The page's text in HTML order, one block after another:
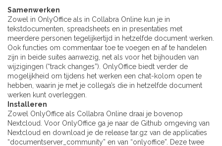
Samenwerken
Zowel in OnlyOffice als in Collabra Online kun je in
tekstdocumenten, spreadsheets en in presentaties met
meerdere personen tegelijkertijd in hetzelfde document werken.
Ook functies om commentaar toe te voegen en af te handelen
zijn in beide suites aanwezig, net als voor het bijhouden van
wijzigingen (“track changes”). OnlyOffice biedt verder de
mogelijkheid om tijdens het werken een chat-kolom open te
hebben, waarin je met je collega’s die in hetzelfde document
werken kunt overleggen.
Installeren
Zowel OnlyOffice als Collabra Online draai je bovenop
Nextcloud. Voor OnlyOffice ga je naar de Github omgeving van
Nextcloud en download je de release tar.gz van de applicaties
“documentserver_community” en van “onlyoffice”. Deze twee